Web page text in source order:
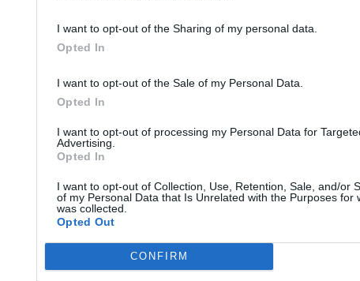
I want to opt-out of the Sharing of my personal data.
Opted In
I want to opt-out of the Sale of my Personal Data.
Opted In
I want to opt-out of processing my Personal Data for
Advertising.
Opted In
I want to opt-out of Collection, Use, Retention, Sale, and/or
of my Personal Data that Is Unrelated with the Purposes for
was collected.
Opted Out
CONFIRM